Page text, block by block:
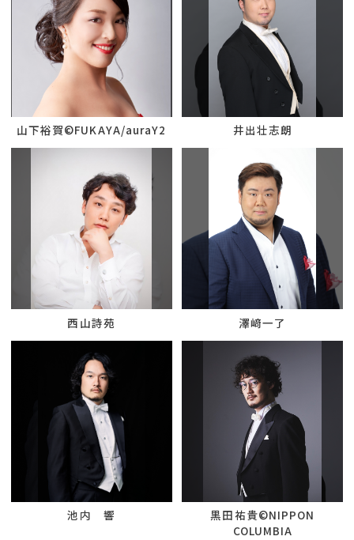
山下裕賀©︎FUKAYA/auraY2 井出壮志朗
西山詩苑 澤﨑一了
池内 響
黒田祐貴©NIPPON
COLUMBIA